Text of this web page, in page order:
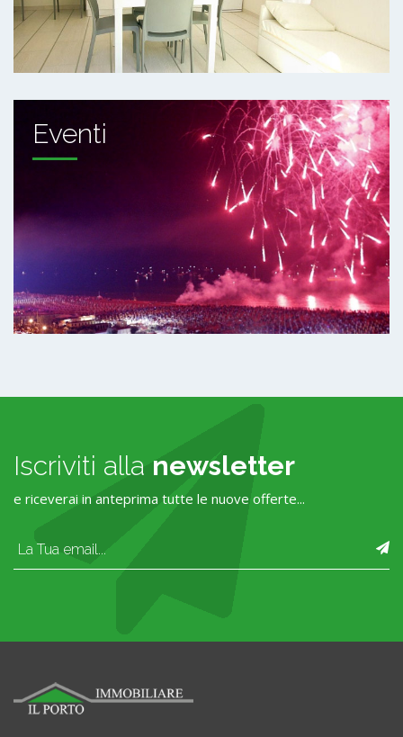
Eventi
Iscriviti alla newsletter
e riceverai in anteprima tutte le nuove offerte...